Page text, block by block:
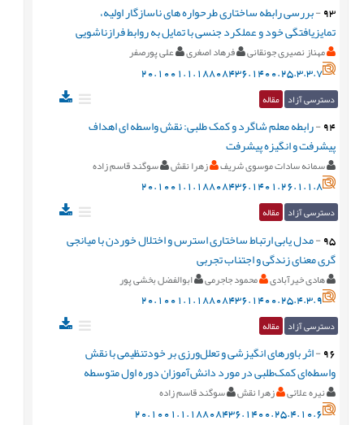
93
-بررسی رابطه ساختاری طرحواره های ناسازگار اولیه،
تمایزیافتگی خود و عملکرد جنسی با تمایل به روابط فرازناشویی
مهناز نصیری جونقانی فرهاد اصغری علی پورصفر
20.1001.1.18808436.1400.25.3.3.7
دسترسی آزاد مقاله
94
-رابطه معلم شاگرد و کمک طلبی: نقش واسطه ای اهداف
پیشرفت و انگیزه پیشرفت
سمانه سادات موسوی شریف زهرا نقش سوگند قاسم زاده
20.1001.1.18808436.1401.26.1.1.8
دسترسی آزاد مقاله
95
-مدل یابی ارتباط ساختاری استرس و اختلال خوردن با میانجی
گری معنای زندگی و اجتناب تجربی
هادی خیرآبادی محمود جاجرمی ابوالفضل بخشی پور
20.1001.1.18808436.1400.25.4.3.9
دسترسی آزاد مقاله
96
-اثر باورهای انگیزشی و تعلل‏‌ورزی بر خودتنظیمی با نقش
واسطه‌‏ای کمک‏‌طلبی در مورد دانش‏‌آموزان دوره اول متوسطه
نیره علائی زهرا نقش سوگند قاسم زاده
20.1001.1.18808436.1400.25.4.10.6